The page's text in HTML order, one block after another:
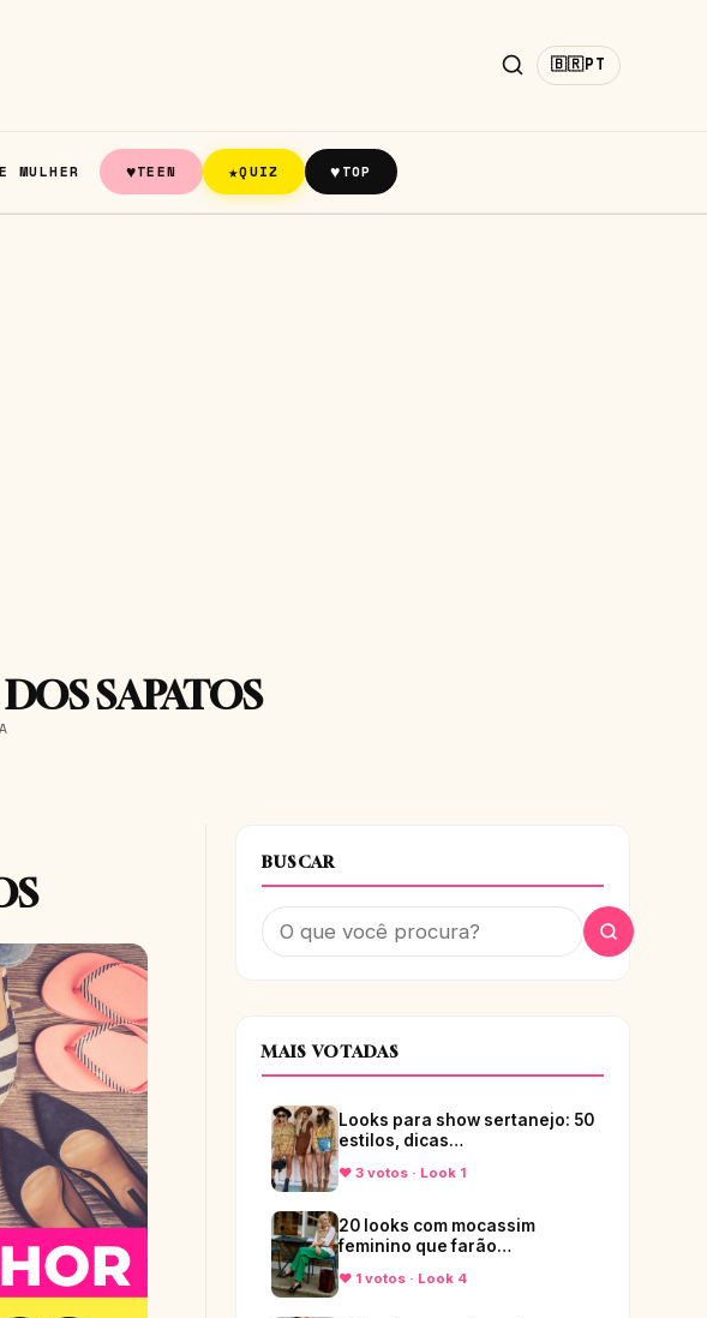
🇧🇷PT
MULHER ♥TEEN ★QUIZ ♥TOP
SAPATOS
BUSCAR
MAIS VOTADAS
Looks para show sertanejo: 50
estilos, dicas…
♥ 3 votos · Look 1
20 looks com mocassim
feminino que farão…
♥ 1 votos · Look 4